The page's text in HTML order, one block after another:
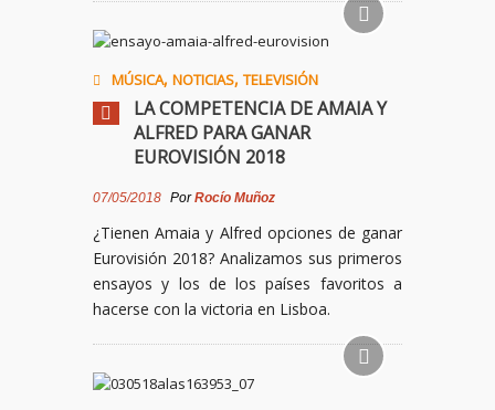
MÚSICA, NOTICIAS, TELEVISIÓN
LA COMPETENCIA DE AMAIA Y
ALFRED PARA GANAR
EUROVISIÓN 2018
07/05/2018 PorRocío Muñoz
¿Tienen Amaia y Alfred opciones de ganar
Eurovisión 2018? Analizamos sus primeros
ensayos y los de los países favoritos a
hacerse con la victoria en Lisboa.